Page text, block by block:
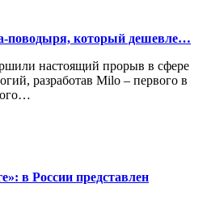
поводыря, который дешевле…
настоящий прорыв в сфере
разработав Milo – первого в
в России представлен